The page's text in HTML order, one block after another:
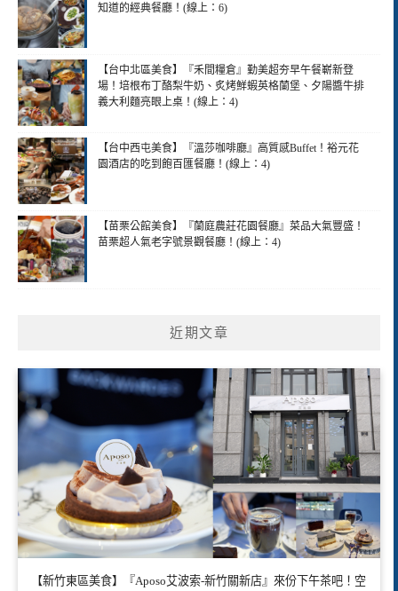
知道的經典餐廳！(線上：6)
【台中北區美食】『禾間糧倉』勤美超夯早午餐嶄新登
場！培根布丁酪梨牛奶、炙烤鮮蝦英格蘭堡、夕陽醬牛排
義大利麵亮眼上桌！(線上：4)
【台中西屯美食】『溫莎咖啡廳』高質感Buffet！裕元花
園酒店的吃到飽百匯餐廳！(線上：4)
【苗栗公館美食】『蘭庭農莊花園餐廳』菜品大氣豐盛！
苗栗超人氣老字號景觀餐廳！(線上：4)
近期文章
【新竹東區美食】『Aposo艾波索-新竹關新店』來份下午茶吧！空